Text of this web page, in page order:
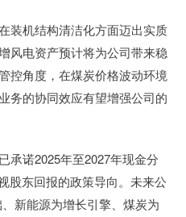
装机结构清洁化方面迈出实质
风电资产预计将为公司带来稳
控角度，在煤炭价格波动环境
务的协同效应有望增强公司的
承诺2025年至2027年现金分
股东回报的政策导向。未来公
新能源为增长引擎、煤炭为